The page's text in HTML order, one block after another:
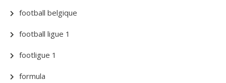
football belgique
football ligue 1
footligue 1
formula